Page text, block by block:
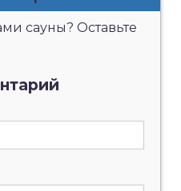
сауны? Оставьте